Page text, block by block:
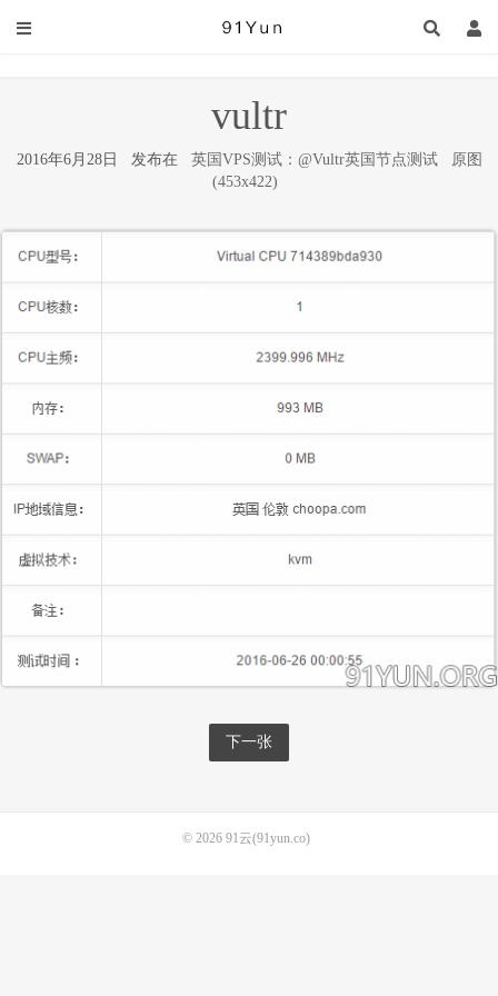
vultr
2016年6月28日 发布在 英国VPS测试：@Vultr英国节点测试
原图
(453x422)
下一张
© 2026 91云(91yun.co)